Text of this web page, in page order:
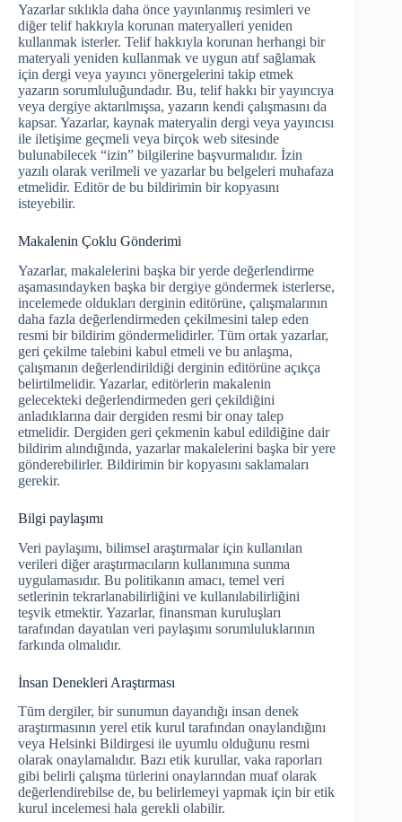
Yazarlar sıklıkla daha önce yayınlanmış resimleri ve
diğer telif hakkıyla korunan materyalleri yeniden
kullanmak isterler. Telif hakkıyla korunan herhangi bir
materyali yeniden kullanmak ve uygun atıf sağlamak
için dergi veya yayıncı yönergelerini takip etmek
yazarın sorumluluğundadır. Bu, telif hakkı bir yayıncıya
veya dergiye aktarılmışsa, yazarın kendi çalışmasını da
kapsar. Yazarlar, kaynak materyalin dergi veya yayıncısı
ile iletişime geçmeli veya birçok web sitesinde
bulunabilecek “izin” bilgilerine başvurmalıdır. İzin
yazılı olarak verilmeli ve yazarlar bu belgeleri muhafaza
etmelidir. Editör de bu bildirimin bir kopyasını
isteyebilir.
Makalenin Çoklu Gönderimi
Yazarlar, makalelerini başka bir yerde değerlendirme
aşamasındayken başka bir dergiye göndermek isterlerse,
incelemede oldukları derginin editörüne, çalışmalarının
daha fazla değerlendirmeden çekilmesini talep eden
resmi bir bildirim göndermelidirler. Tüm ortak yazarlar,
geri çekilme talebini kabul etmeli ve bu anlaşma,
çalışmanın değerlendirildiği derginin editörüne açıkça
belirtilmelidir. Yazarlar, editörlerin makalenin
gelecekteki değerlendirmeden geri çekildiğini
anladıklarına dair dergiden resmi bir onay talep
etmelidir. Dergiden geri çekmenin kabul edildiğine dair
bildirim alındığında, yazarlar makalelerini başka bir yere
gönderebilirler. Bildirimin bir kopyasını saklamaları
gerekir.
Bilgi paylaşımı
Veri paylaşımı, bilimsel araştırmalar için kullanılan
verileri diğer araştırmacıların kullanımına sunma
uygulamasıdır. Bu politikanın amacı, temel veri
setlerinin tekrarlanabilirliğini ve kullanılabilirliğini
teşvik etmektir. Yazarlar, finansman kuruluşları
tarafından dayatılan veri paylaşımı sorumluluklarının
farkında olmalıdır.
İnsan Denekleri Araştırması
Tüm dergiler, bir sunumun dayandığı insan denek
araştırmasının yerel etik kurul tarafından onaylandığını
veya Helsinki Bildirgesi ile uyumlu olduğunu resmi
olarak onaylamalıdır. Bazı etik kurullar, vaka raporları
gibi belirli çalışma türlerini onaylarından muaf olarak
değerlendirebilse de, bu belirlemeyi yapmak için bir etik
kurul incelemesi hala gerekli olabilir.